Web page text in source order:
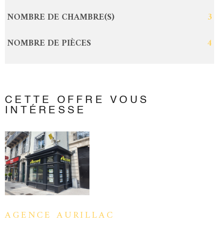
NOMBRE DE CHAMBRE(S)
3
NOMBRE DE PIÈCES
4
CETTE OFFRE
VOUS
INTÉRESSE
AGENCE AURILLAC